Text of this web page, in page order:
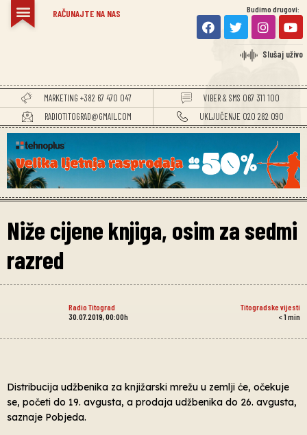
RAČUNAJTE NA NAS Budimo drugovi:
Slušaj uživo
MARKETING +382 67 470 047
VIBER & SMS 067 311 100
RADIOTITOGRAD@GMAIL.COM
UKLJUČENJE 020 282 090
Niže cijene knjiga, osim za sedmi
razred
Radio Titograd
Titogradske vijesti
30.07.2019, 00:00h
< 1min
Distribucija udžbenika za knjižarski mrežu u zemlji će, očekuje
se, početi do 19. avgusta, a prodaja udžbenika do 26. avgusta,
saznaje Pobjeda.